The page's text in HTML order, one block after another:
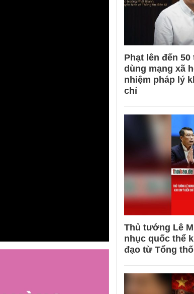
Phạt lên đến
dùng mạng xã
nhiệm pháp lý
chí
Thủ tướng Lê
nhục quốc thể
đạo từ Tổng